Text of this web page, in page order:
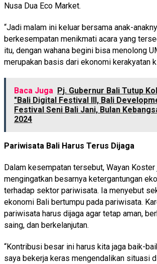
Nusa Dua Eco Market.
“Jadi malam ini keluar bersama anak-
berkesempatan menikmati acara yang
itu, dengan wahana begini bisa menolong
merupakan basis dari ekonomi kerakyatan
Baca Juga Pj. Gubernur Bali Tutup
"Bali Digital Festival III, Bali
Festival Seni Bali Jani, Bulan
2024
Pariwisata Bali Harus Terus Dijaga
Dalam kesempatan tersebut, Wayan Koster
mengingatkan besarnya ketergantungan
terhadap sektor pariwisata. Ia menyebut
ekonomi Bali bertumpu pada pariwisata.
pariwisata harus dijaga agar tetap aman,
saing, dan berkelanjutan.
“Kontribusi besar ini harus kita jaga baik-
saya bekerja keras mengendalikan situasi